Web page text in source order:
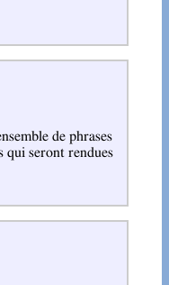
de phrases
qui seront rendues